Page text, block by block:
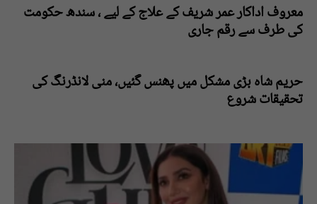
معروف اداکار عمر شریف کے علاج کے لیے ، سندھ حکومت
کی طرف سے رقم جاری
حریم شاہ بڑی مشکل میں پھنس گئیں، منی لانڈرنگ کی
تحقیقات شروع